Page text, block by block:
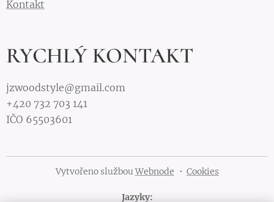
Kontakt
RYCHLÝ KONTAKT
jzwoodstyle@gmail.com
+420 732 703 141
IČO 65503601
Vytvořeno službouWebnode Cookies
Jazyky